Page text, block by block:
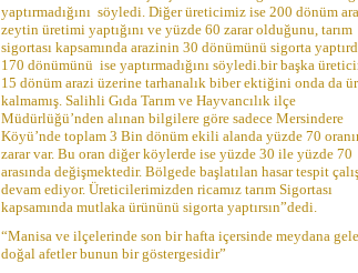
yaptırmadığını söyledi. Diğer üreticimiz ise 200 dönüm
zeytin üretimi yaptığını ve yüzde 60 zarar olduğunu, tarım
sigortası kapsamında arazinin 30 dönümünü sigorta
170 dönümünü ise yaptırmadığını söyledi.bir başka
15 dönüm arazi üzerine tarhanalık biber ektiğini onda da
kalmamış. Salihli Gıda Tarım ve Hayvancılık ilçe
Müdürlüğü’nden alınan bilgilere göre sadece Mersindere
Köyü’nde toplam 3 Bin dönüm ekili alanda yüzde 70
zarar var. Bu oran diğer köylerde ise yüzde 30 ile yüzde 70
arasında değişmektedir. Bölgede başlatılan hasar tespit
devam ediyor. Üreticilerimizden ricamız tarım Sigortası
kapsamında mutlaka ürününü sigorta yaptırsın”dedi.
“Manisa ve ilçelerinde son bir hafta içersinde meydana
doğal afetler bunun bir göstergesidir”